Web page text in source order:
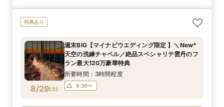
特典あり
8/29(土)
週末BIG【マイナビウエディング限定 】＼New*
天空の洗練チャペル／絶品スペシャリテ雲丹のフ
ラン最大120万豪華特典
所要時間：3時間程度
9:30〜